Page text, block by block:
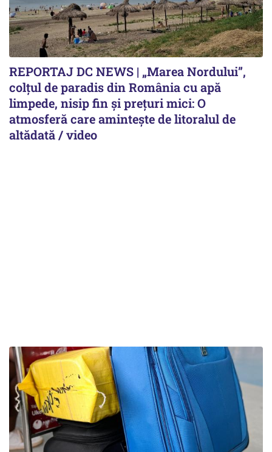
REPORTAJ DC NEWS | „Marea Nordului”,
colțul de paradis din România cu apă
limpede, nisip fin și prețuri mici: O
atmosferă care amintește de litoralul de
altădată / video